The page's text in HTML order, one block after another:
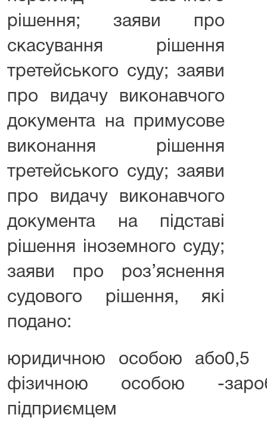
рішення; заяви про
скасування рішення
третейського суду; заяви
про видачу виконавчого
документа на примусове
виконання рішення
третейського суду; заяви
про видачу виконавчого
документа на підставі
рішення іноземного суду;
заяви про роз’яснення
судового рішення, які
подано:
юридичною особою або
фізичною особою -
підприємцем
0,5